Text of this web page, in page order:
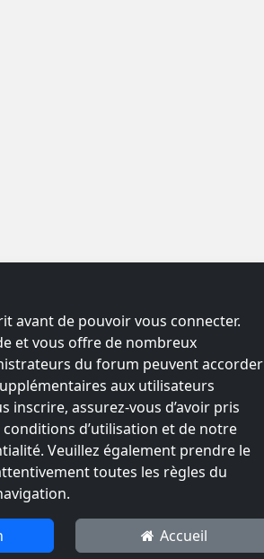
avant de pouvoir vous connecter.
et vous offre de nombreux
du forum peuvent accorder
aux utilisateurs
inscrire, assurez-vous d’avoir pris
d’utilisation et de notre
Veuillez également prendre le
toutes les règles du
Accueil